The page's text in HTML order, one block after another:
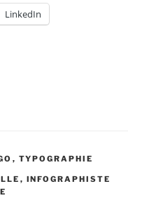
LinkedIn
, TYPOGRAPHIE
, INFOGRAPHISTE